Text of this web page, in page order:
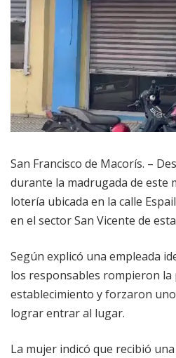
San Francisco de Macorís. –
durante la madrugada de este
lotería ubicada en la calle
en el sector San Vicente de
Según explicó una empleada
los responsables rompieron la
establecimiento y forzaron
lograr entrar al lugar.
La mujer indicó que recibió